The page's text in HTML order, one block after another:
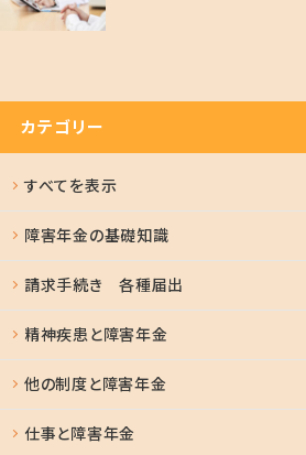
カテゴリー
すべてを表示
障害年金の基礎知識
請求手続き 各種届出
精神疾患と障害年金
他の制度と障害年金
仕事と障害年金